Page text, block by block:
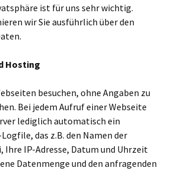
ist für uns sehr wichtig.
wir Sie ausführlich über den
Hosting
besuchen, ohne Angaben zu
Bei jedem Aufruf einer Webseite
lediglich automatisch ein
das z.B. den Namen der
IP-Adresse, Datum und Uhrzeit
Datenmenge und den anfragenden